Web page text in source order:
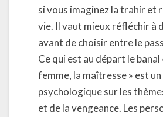
si vous imaginez la trahir et
vie. Il vaut mieux réfléchir à
avant de choisir entre le
Ce qui est au départ le banal
femme, la maîtresse » est
psychologique sur les
et de la vengeance. Les